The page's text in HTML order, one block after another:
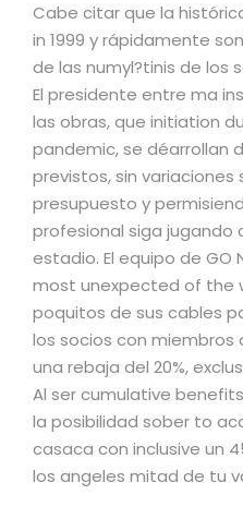
Cabe citar que la
in 1999 y rápidamente
de las numyl?tinis de los
El presidente entre ma
las obras, que initiation
pandemic, se déarrollan
previstos, sin
presupuesto y
profesional siga jugando
estadio. El equipo de
most unexpected of the
poquitos de sus cables
los socios con miembros
una rebaja del 20%,
Al ser cumulative
la posibilidad sober to
casaca con inclusive un
los angeles mitad de tu